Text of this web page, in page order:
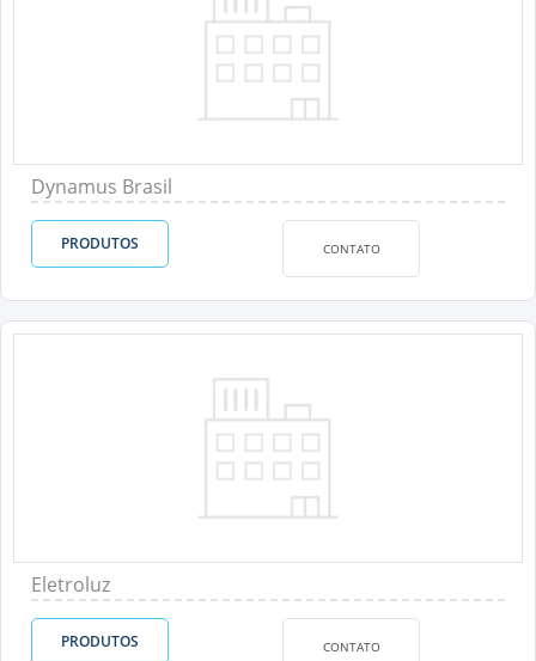
Dynamus Brasil
PRODUTOS CONTATO
Eletroluz
PRODUTOS CONTATO